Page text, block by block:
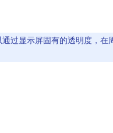
过显示屏固有的透明度，在